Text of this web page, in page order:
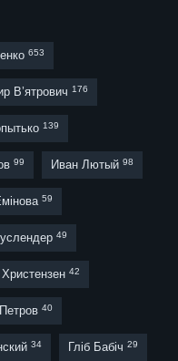
653
В’ятрович 176
139
99 Иван Лютый 98
59
49
42
40
34 Гліб Бабіч 29